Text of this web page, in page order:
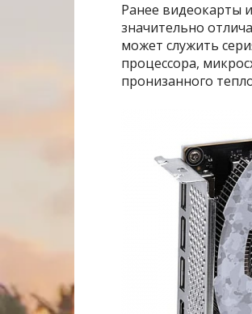
Ранее видеокарты
значительно
может служить
процессора,
пронизанного